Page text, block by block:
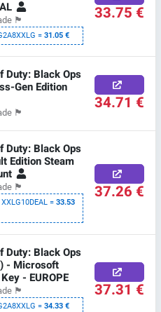
🏴
=31.05 €
33.75 €
Duty: Black Ops
Gen Edition
🏴 34.71 €
Duty: Black Ops
Edition Steam
🏴
XXLG10DEAL =33.53
37.26 €
Duty: Black Ops
- Microsoft
- EUROPE
🏴
=34.33 €
37.31 €